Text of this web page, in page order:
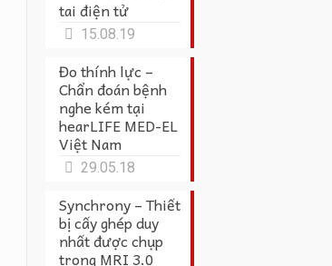
tai điện tử
15.08.19
Đo thính lực –
Chẩn đoán bệnh
nghe kém tại
hearLIFE MED-EL
Việt Nam
29.05.18
Synchrony – Thiết
bị cấy ghép duy
nhất được chụp
trong MRI 3.0